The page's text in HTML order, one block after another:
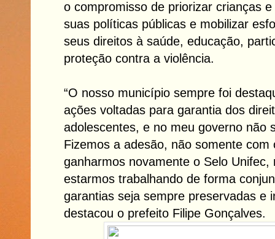
o compromisso de priorizar crianças
suas políticas públicas e mobilizar
seus direitos à saúde, educação,
proteção contra a violência.
“O nosso município sempre foi
ações voltadas para garantia dos
adolescentes, e no meu governo não
Fizemos a adesão, não somente com
ganharmos novamente o Selo Unifec,
estarmos trabalhando de forma
garantias seja sempre preservadas e
destacou o prefeito Filipe Gonçalves.